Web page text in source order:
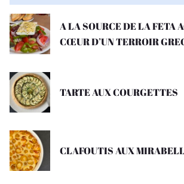
A LA SOURCE DE LA FETA
CŒUR D’UN TERROIR
TARTE AUX COURGETTES
CLAFOUTIS AUX